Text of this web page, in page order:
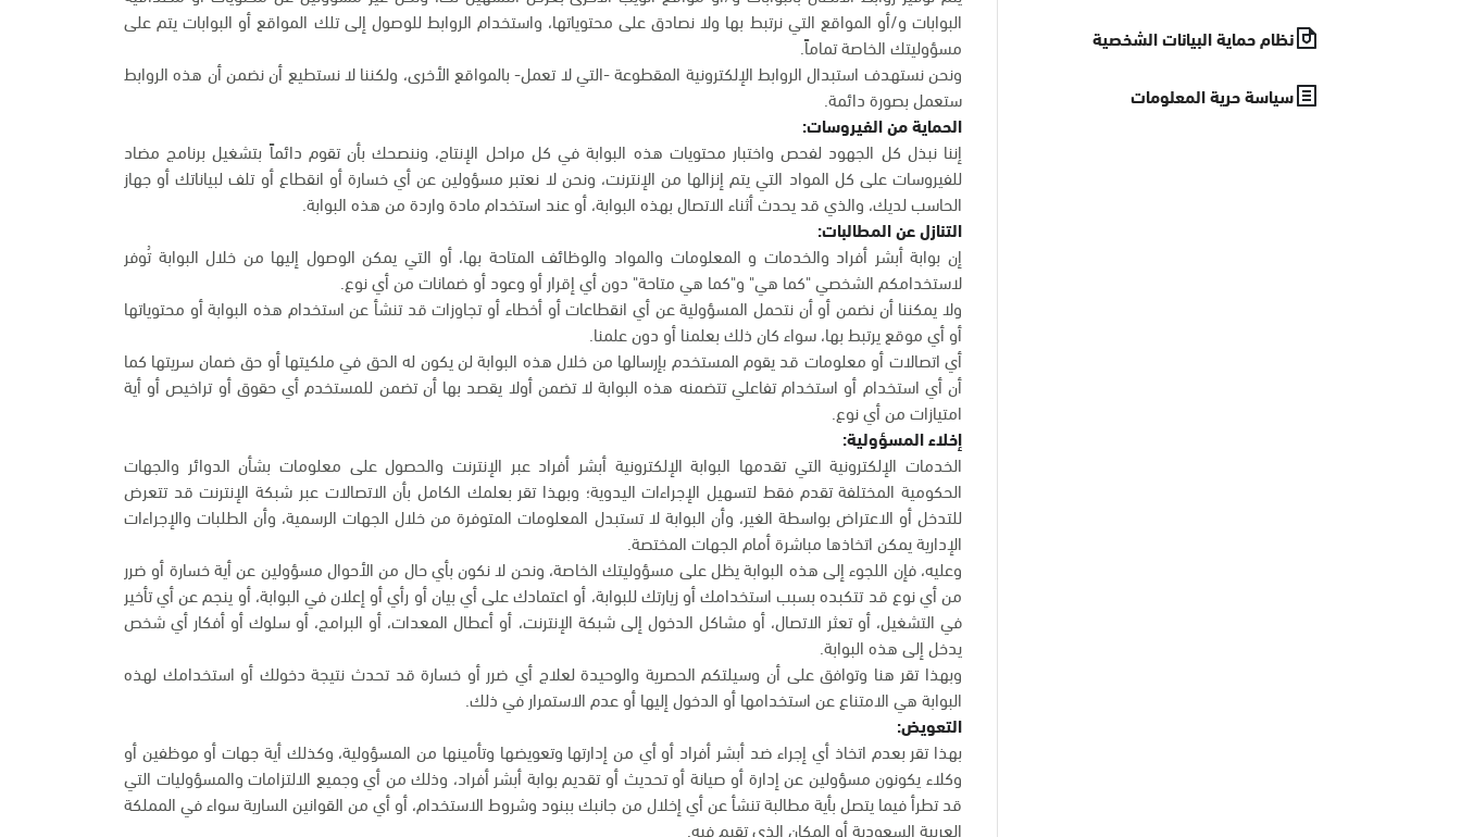
نظام حماية البيانات الشخصية
سياسة حرية المعلومات
البوابات و/أو المواقع التي نرتبط بها ولا نصادق على محتوياتها، واستخدام الروابط للوصول إلى تلك المواقع أو البوابات يتم على
مسؤوليتك الخاصة تماماً.
ونحن نستهدف استبدال الروابط الإلكترونية المقطوعة -التي لا تعمل- بالمواقع الأخرى، ولكننا لا نستطيع أن نضمن أن هذه الروابط
ستعمل بصورة دائمة.
الحماية من الفيروسات:
إننا نبذل كل الجهود لفحص واختبار محتويات هذه البوابة في كل مراحل الإنتاج، وننصحك بأن تقوم دائماً بتشغيل برنامج مضاد
للفيروسات على كل المواد التي يتم إنزالها من الإنترنت، ونحن لا نعتبر مسؤولين عن أي خسارة أو انقطاع أو تلف لبياناتك أو جهاز
الحاسب لديك، والذي قد يحدث أثناء الاتصال بهذه البوابة، أو عند استخدام مادة واردة من هذه البوابة.
التنازل عن المطالبات:
إن بوابة أبشر أفراد والخدمات و المعلومات والمواد والوظائف المتاحة بها، أو التي يمكن الوصول إليها من خلال البوابة تُوفر
لاستخدامكم الشخصي "كما هي" و"كما هي متاحة" دون أي إقرار أو وعود أو ضمانات من أي نوع.
ولا يمكننا أن نضمن أو أن نتحمل المسؤولية عن أي انقطاعات أو أخطاء أو تجاوزات قد تنشأ عن استخدام هذه البوابة أو محتوياتها
أو أي موقع يرتبط بها، سواء كان ذلك بعلمنا أو دون علمنا.
أي اتصالات أو معلومات قد يقوم المستخدم بإرسالها من خلال هذه البوابة لن يكون له الحق في ملكيتها أو حق ضمان سريتها كما
أن أي استخدام أو استخدام تفاعلي تتضمنه هذه البوابة لا تضمن أولا يقصد بها أن تضمن للمستخدم أي حقوق أو تراخيص أو أية
امتيازات من أي نوع.
إخلاء المسؤولية:
الخدمات الإلكترونية التي تقدمها البوابة الإلكترونية أبشر أفراد عبر الإنترنت والحصول على معلومات بشأن الدوائر والجهات
الحكومية المختلفة تقدم فقط لتسهيل الإجراءات اليدوية؛ وبهذا تقر بعلمك الكامل بأن الاتصالات عبر شبكة الإنترنت قد تتعرض
للتدخل أو الاعتراض بواسطة الغير، وأن البوابة لا تستبدل المعلومات المتوفرة من خلال الجهات الرسمية، وأن الطلبات والإجراءات
الإدارية يمكن اتخاذها مباشرة أمام الجهات المختصة.
وعليه، فإن اللجوء إلى هذه البوابة يظل على مسؤوليتك الخاصة، ونحن لا نكون بأي حال من الأحوال مسؤولين عن أية خسارة أو ضرر
من أي نوع قد تتكبده بسبب استخدامك أو زيارتك للبوابة، أو اعتمادك على أي بيان أو رأي أو إعلان في البوابة، أو ينجم عن أي تأخير
في التشغيل، أو تعثر الاتصال، أو مشاكل الدخول إلى شبكة الإنترنت، أو أعطال المعدات، أو البرامج، أو سلوك أو أفكار أي شخص
يدخل إلى هذه البوابة.
وبهذا تقر هنا وتوافق على أن وسيلتكم الحصرية والوحيدة لعلاج أي ضرر أو خسارة قد تحدث نتيجة دخولك أو استخدامك لهذه
البوابة هي الامتناع عن استخدامها أو الدخول إليها أو عدم الاستمرار في ذلك.
التعويض:
بهذا تقر بعدم اتخاذ أي إجراء ضد أبشر أفراد أو أي من إدارتها وتعويضها وتأمينها من المسؤولية، وكذلك أية جهات أو موظفين أو
وكلاء يكونون مسؤولين عن إدارة أو صيانة أو تحديث أو تقديم بوابة أبشر أفراد، وذلك من أي وجميع الالتزامات والمسؤوليات التي
قد تطرأ فيما يتصل بأية مطالبة تنشأ عن أي إخلال من جانبك ببنود وشروط الاستخدام، أو أي من القوانين السارية سواء في المملكة
العربية السعودية أو المكان الذي تقيم فيه.